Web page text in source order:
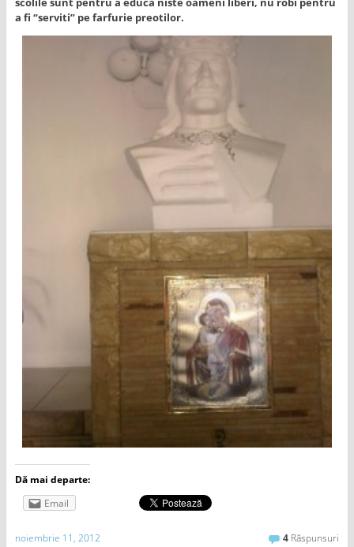
a fi “serviti” pe farfurie preotilor.
Dă mai departe:
Email
noiembrie 11, 2012 4 Răspunsuri